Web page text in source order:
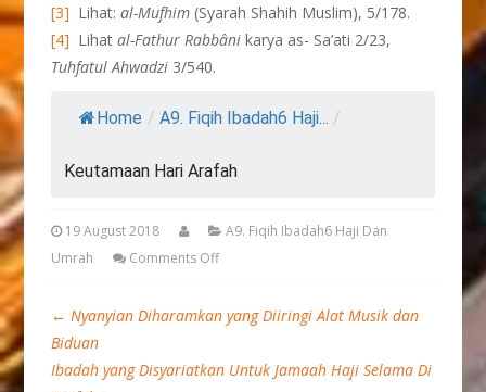
[3] Lihat:al-Mufhim (Syarah Shahih Muslim), 5/178.
[4] Lihatal-Fathur Rabbâni karya as- Sa’ati 2/23,
Tuhfatul Ahwadzi 3/540.
Home / A9. Fiqih Ibadah6 Haji... /
Keutamaan Hari Arafah
19 August 2018
A9. Fiqih Ibadah6 Haji Dan
Umrah
Comments Off
← Nyanyian Diharamkan yang Diiringi Alat Musik dan
Biduan
Ibadah yang Disyariatkan Untuk Jamaah Haji Selama Di